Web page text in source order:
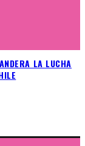
LA LUCHA